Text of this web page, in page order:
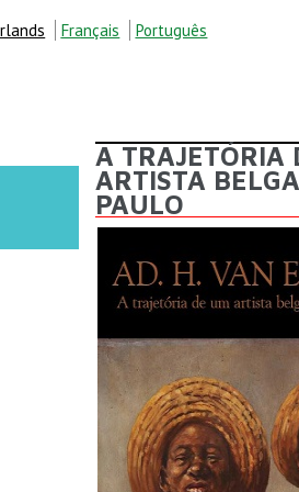
Français Português
A TRAJETÓRIA
ARTISTA
PAULO